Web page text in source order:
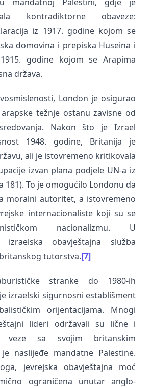
mandatnoj Palestini, gdje je
kontradiktorne obaveze:
iz 1917. godine kojom se
domovina i prepiska Huseina i
godine kojom se Arapima
država.
London je osigurao
težnje ostanu zavisne od
Nakon što je Izrael
1948. godine, Britanija je
ali je istovremeno kritikovala
izvan plana podjele UN-a iz
181). To je omogućilo Londonu da
moralni autoritet, a istovremeno
internacionaliste koji su se
nacionalizmu. U
izraelska obavještajna služba
tutorstva.[7]
stranke do 1980-ih
izraelski sigurnosni establišment
orijentacijama. Mnogi
lideri održavali su lične i
veze sa svojim britanskim
naslijeđe mandatne Palestine.
jevrejska obavještajna moć
ograničena unutar anglo-